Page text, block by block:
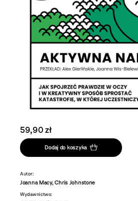
59,90 zł
Dodaj do koszyka
Autor:
Joanna Macy, Chris Johnstone
Wydawnictwo: